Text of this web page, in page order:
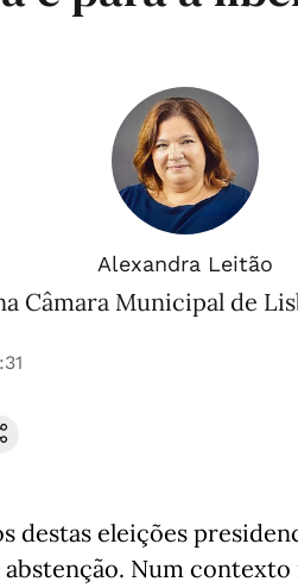
Alexandra Leitão
Câmara Municipal de
destas eleições
abstenção. Num